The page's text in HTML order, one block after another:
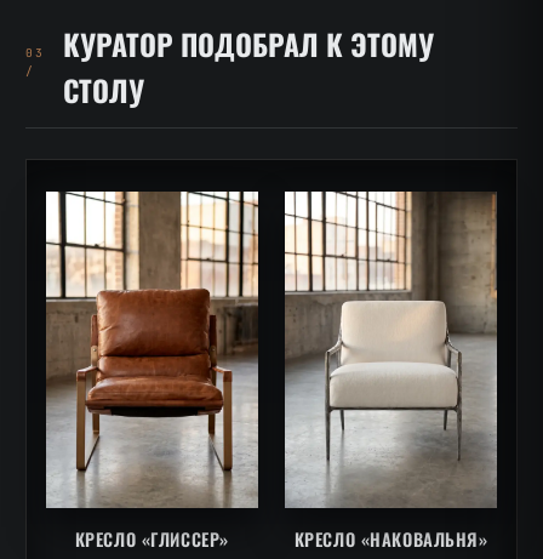
03
/
КУРАТОР ПОДОБРАЛ К ЭТОМУ
СТОЛУ
КРЕСЛО «ГЛИССЕР» КРЕСЛО «НАКОВАЛЬНЯ»